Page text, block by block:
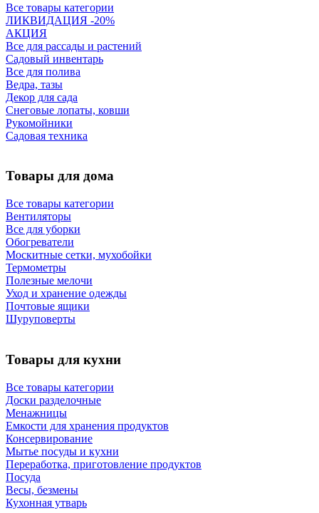
Все товары категории
ЛИКВИДАЦИЯ -20%
АКЦИЯ
Все для рассады и растений
Садовый инвентарь
Все для полива
Ведра, тазы
Декор для сада
Снеговые лопаты, ковши
Рукомойники
Садовая техника
Товары для дома
Все товары категории
Вентиляторы
Все для уборки
Обогреватели
Москитные сетки, мухобойки
Термометры
Полезные мелочи
Уход и хранение одежды
Почтовые ящики
Шуруповерты
Товары для кухни
Все товары категории
Доски разделочные
Менажницы
Емкости для хранения продуктов
Консервирование
Мытье посуды и кухни
Переработка, приготовление продуктов
Посуда
Весы, безмены
Кухонная утварь